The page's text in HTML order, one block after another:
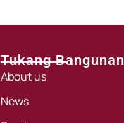
Tukang Bangunan
About us
News